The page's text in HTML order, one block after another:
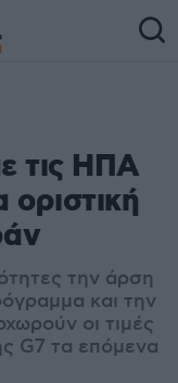
τις ΗΠΑ
την άρση
και την
οι τιμές
G7 τα επόμενα